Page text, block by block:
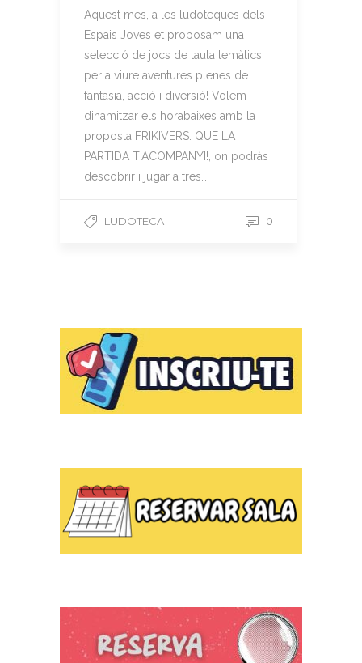
Aquest mes, a les ludoteques dels
Espais Joves et proposam una
selecció de jocs de taula temàtics
per a viure aventures plenes de
fantasia, acció i diversió! Volem
dinamitzar els horabaixes amb la
proposta FRIKIVERS: QUE LA
PARTIDA T’ACOMPANYI!, on podràs
descobrir i jugar a tres…
LUDOTECA 0